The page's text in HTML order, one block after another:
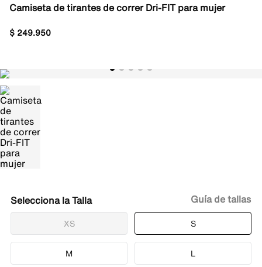
Camiseta de tirantes de correr Dri-FIT para mujer
$ 249.950
Talla
XS S
M L
Guía de tallas